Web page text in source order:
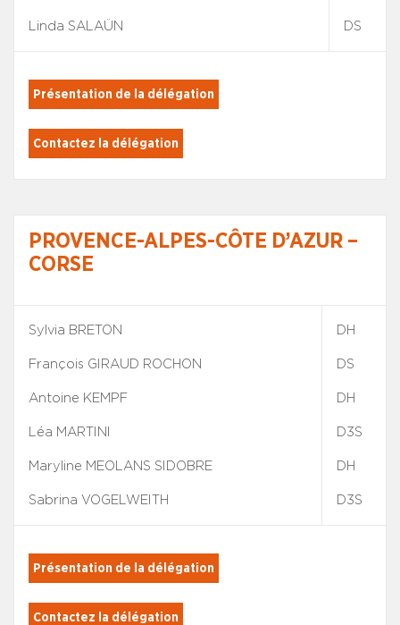
Linda SALAÜN DS
Présentation de la délégation
Contactez la délégation
PROVENCE-ALPES-CÔTE D’AZUR –
CORSE
Sylvia BRETON
François GIRAUD ROCHON
Antoine KEMPF
Léa MARTINI
Maryline MEOLANS SIDOBRE
Sabrina VOGELWEITH
DH
DS
DH
D3S
DH
D3S
Présentation de la délégation
Contactez la délégation